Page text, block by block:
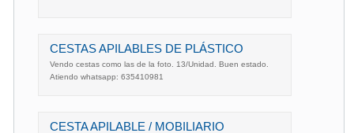
CESTAS APILABLES DE PLÁSTICO
Vendo cestas como las de la foto. 13/Unidad. Buen estado.
Atiendo whatsapp: 635410981
CESTA APILABLE / MOBILIARIO